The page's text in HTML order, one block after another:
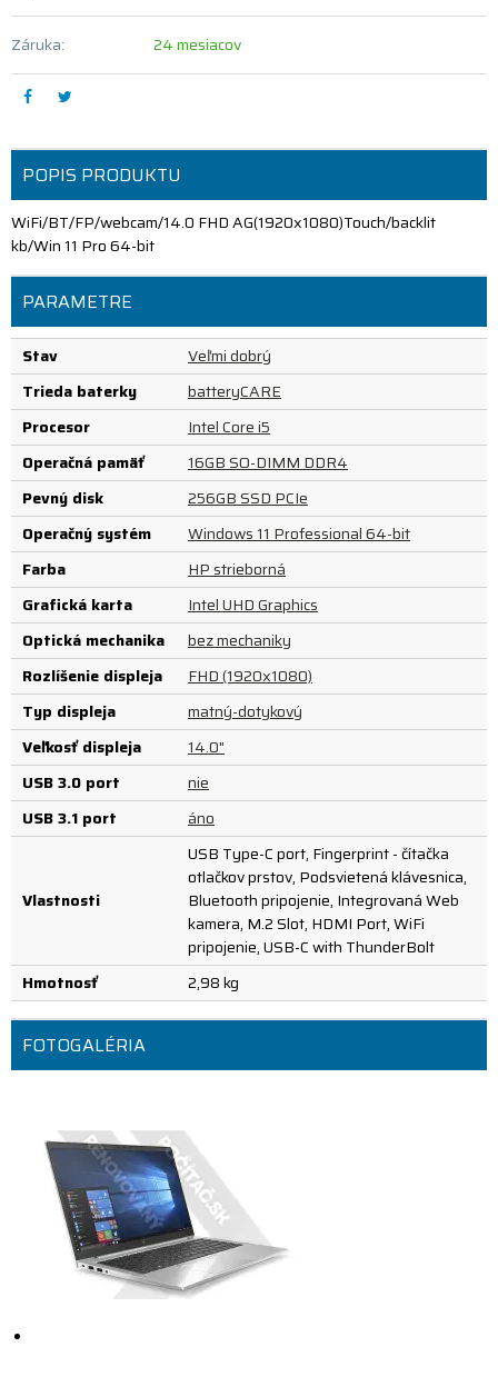
Záruka: 24 mesiacov
POPIS PRODUKTU
WiFi/BT/FP/webcam/14.0 FHD AG(1920x1080)Touch/backlit
kb/Win 11 Pro 64-bit
PARAMETRE
Stav
Veľmi dobrý
Trieda baterky
batteryCARE
Procesor
Intel Core i5
Operačná pamäť
16GB SO-DIMM DDR4
Pevný disk
256GB SSD PCIe
Operačný systém
Windows 11 Professional 64-bit
Farba
HP strieborná
Grafická karta
Intel UHD Graphics
Optická mechanika
bez mechaniky
Rozlíšenie displeja
FHD (1920x1080)
Typ displeja
matný-dotykový
Veľkosť displeja
14.0"
USB 3.0 port
nie
USB 3.1 port
áno
Vlastnosti
USB Type-C port, Fingerprint - čítačka
otlačkov prstov, Podsvietená klávesnica,
Bluetooth pripojenie, Integrovaná Web
kamera, M.2 Slot, HDMI Port, WiFi
pripojenie, USB-C with ThunderBolt
Hmotnosť
2,98 kg
FOTOGALÉRIA